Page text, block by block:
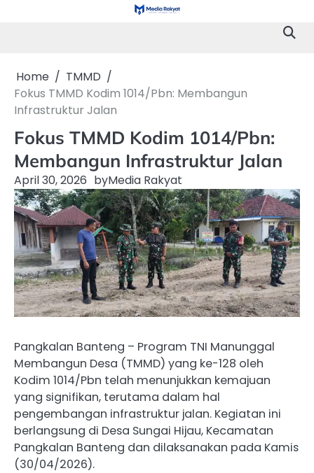
Home
TMMD
Fokus TMMD Kodim 1014/Pbn: Membangun
Infrastruktur Jalan
Fokus TMMD Kodim 1014/Pbn:
Membangun Infrastruktur Jalan
April 30, 2026 byMedia Rakyat
Pangkalan Banteng – Program TNI Manunggal
Membangun Desa (TMMD) yang ke-128 oleh
Kodim 1014/Pbn telah menunjukkan kemajuan
yang signifikan, terutama dalam hal
pengembangan infrastruktur jalan. Kegiatan ini
berlangsung di Desa Sungai Hijau, Kecamatan
Pangkalan Banteng dan dilaksanakan pada Kamis
(30/04/2026).